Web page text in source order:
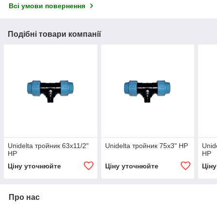
Всі умови повернення
Подібні товари компанії
Unidelta тройник 63х11/2"
НР
Ціну уточнюйте
Unidelta тройник 75х3" НР
Ціну уточнюйте
НР
Про нас